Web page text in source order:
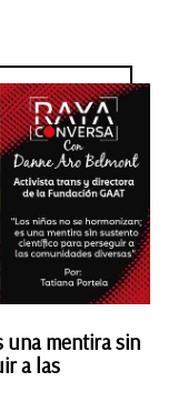
una mentira sin
a las